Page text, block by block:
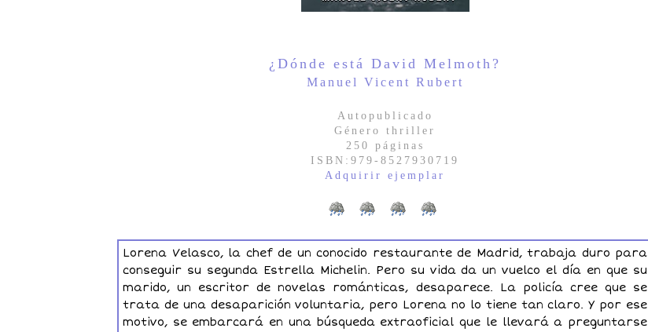
¿Dónde está David Melmoth?
Manuel Vicent Rubert
Autopublicado
Género thriller
250 páginas
ISBN:979-8527930719
Adquirir ejemplar
Lorena Velasco, la chef de un conocido restaurante de Madrid, trabaja duro para
conseguir su segunda Estrella Michelin. Pero su vida da un vuelco el día en que su
marido, un escritor de novelas románticas, desaparece. La policía cree que se
trata de una desaparición voluntaria, pero Lorena no lo tiene tan claro. Y por ese
motivo, se embarcará en una búsqueda extraoficial que le llevará a preguntarse